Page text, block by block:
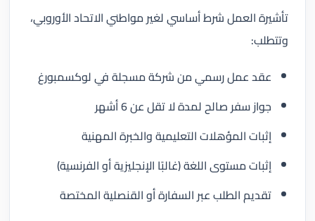
تأشيرة العمل شرط أساسي لغير مواطني الاتحاد الأوروبي،
وتتطلب:
عقد عمل رسمي من شركة مسجلة في لوكسمبورغ
جواز سفر صالح لمدة لا تقل عن 6 أشهر
إثبات المؤهلات التعليمية والخبرة المهنية
إثبات مستوى اللغة (غالبًا الإنجليزية أو الفرنسية)
تقديم الطلب عبر السفارة أو القنصلية المختصة